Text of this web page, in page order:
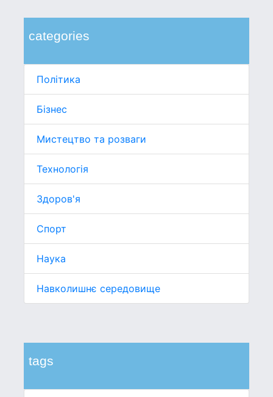
categories
Політика
Бізнес
Мистецтво та розваги
Технологія
Здоров'я
Спорт
Наука
Навколишнє середовище
tags